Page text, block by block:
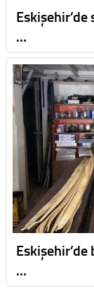
Eskişehir’de
…
…